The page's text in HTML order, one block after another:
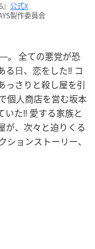
公式X
製作委員会
。 全ての悪党が恐
⽇、恋をした‼ コ
っさりと殺し屋を引
個⼈商店を営む坂本
た‼ 愛する家族と
が、次々と迫りくる
ョンストーリー、